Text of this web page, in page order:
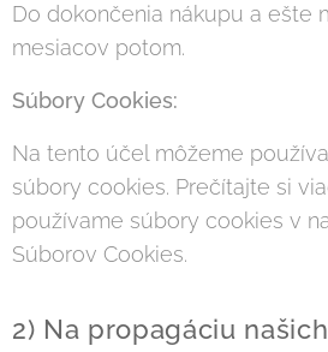
Do dokončenia nákupu a ešte
mesiacov potom.
Súbory Cookies:
Na tento účel môžeme
súbory cookies. Prečítajte si
používame súbory cookies v
Súborov Cookies.
2) Na propagáciu